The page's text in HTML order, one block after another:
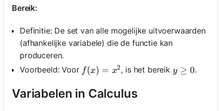
Bereik:
Definitie: De set van alle mogelijke uitvoerwaarden
(afhankelijke variabele) die de functie kan
produceren.
Voorbeeld: Voor f(x)=x^2
f(x) = x2, is het bereik y \geq 0
y ≥ 0.
Variabelen in Calculus